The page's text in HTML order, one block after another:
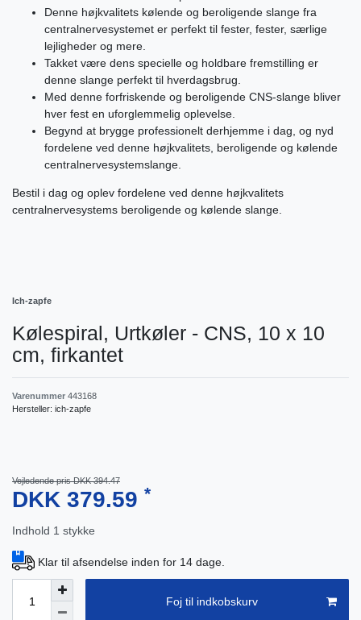
Denne højkvalitets kølende og beroligende slange fra
centralnervesystemet er perfekt til fester, fester, særlige
lejligheder og mere.
Takket være dens specielle og holdbare fremstilling er
denne slange perfekt til hverdagsbrug.
Med denne forfriskende og beroligende CNS-slange bliver
hver fest en uforglemmelig oplevelse.
Begynd at brygge professionelt derhjemme i dag, og nyd
fordelene ved denne højkvalitets, beroligende og kølende
centralnervesystemslange.
Bestil i dag og oplev fordelene ved denne højkvalitets
centralnervesystems beroligende og kølende slange.
Ich-zapfe
Kølespiral, Urtkøler - CNS, 10 x 10
cm, firkantet
Varenummer 443168
Hersteller: ich-zapfe
Vejledende pris DKK 394.47
DKK 379.59 *
Indhold 1 stykke
Klar til afsendelse inden for 14 dage.
Foj til indkobskurv